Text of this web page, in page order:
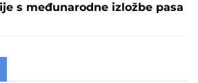
s međunarodne izložbe pasa